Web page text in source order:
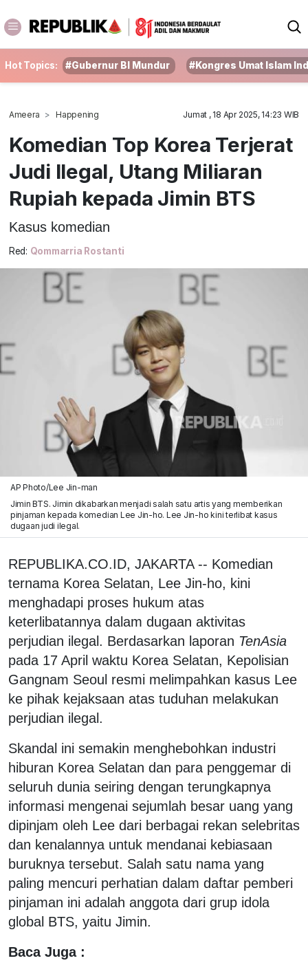
Hot Topics: #Gubernur BI Mundur #Kongres Umat Islam
Ameera Happening Jumat , 18 Apr 2025, 14:23 WIB
Komedian Top Korea Terjerat
Judi Ilegal, Utang Miliaran
Rupiah kepada Jimin BTS
Kasus komedian
Red: Qommarria Rostanti
AP Photo/Lee Jin-man
Jimin BTS. Jimin dikabarkan menjadi salah satu artis yang memberikan
pinjaman kepada komedian Lee Jin-ho. Lee Jin-ho kini terlibat kasus
dugaan judi ilegal.
REPUBLIKA.CO.ID, JAKARTA -- Komedian
ternama Korea Selatan, Lee Jin-ho, kini
menghadapi proses hukum atas
keterlibatannya dalam dugaan aktivitas
perjudian ilegal. Berdasarkan laporan TenAsia
pada 17 April waktu Korea Selatan, Kepolisian
Gangnam Seoul resmi melimpahkan kasus Lee
ke pihak kejaksaan atas tuduhan melakukan
perjudian ilegal.
Skandal ini semakin menghebohkan industri
hiburan Korea Selatan dan para penggemar di
seluruh dunia seiring dengan terungkapnya
informasi mengenai sejumlah besar uang yang
dipinjam oleh Lee dari berbagai rekan selebritas
dan kenalannya untuk mendanai kebiasaan
buruknya tersebut. Salah satu nama yang
paling mencuri perhatian dalam daftar pemberi
pinjaman ini adalah anggota dari grup idola
global BTS, yaitu Jimin.
Baca Juga :